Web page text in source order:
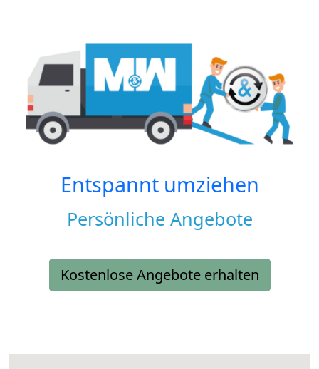
Entspannt umziehen
Persönliche Angebote
Kostenlose Angebote erhalten